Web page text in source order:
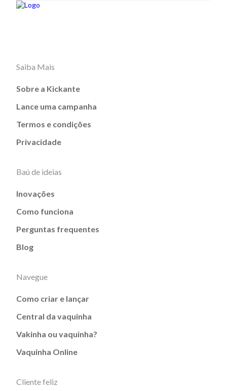
Saiba Mais
Sobre a Kickante
Lance uma campanha
Termos e condições
Privacidade
Baú de ideias
Inovações
Como funciona
Perguntas frequentes
Blog
Navegue
Como criar e lançar
Central da vaquinha
Vakinha ou vaquinha?
Vaquinha Online
Cliente feliz